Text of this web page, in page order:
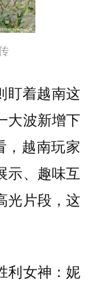
盯着越南这
大波新增下
，越南玩家
示、趣味互
光片段，这
利女神：妮